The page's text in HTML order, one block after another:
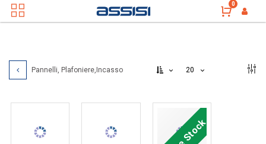
0
Pannelli, Plafoniere,Incasso 20